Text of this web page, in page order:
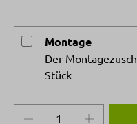
Montage
Der
Stück
Produkt Anzahl: